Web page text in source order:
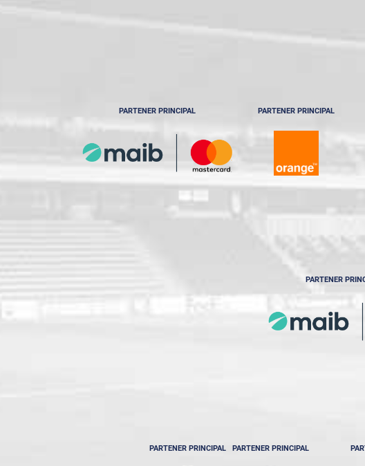
PARTENER PRINCIPAL PARTENER PRINCIPAL
PARTENER
PARTENER PRINCIPAL PARTENER PRINCIPAL